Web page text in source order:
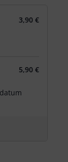
3,90 €
5,90 €